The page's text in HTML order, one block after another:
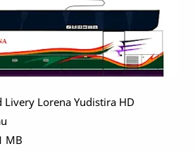
Livery Lorena Yudistira HD
MB